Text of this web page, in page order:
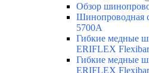
Обзор
Шинопроводная
5700A
Гибкие медные
ERIFLEX
Гибкие медные
ERIFLEX